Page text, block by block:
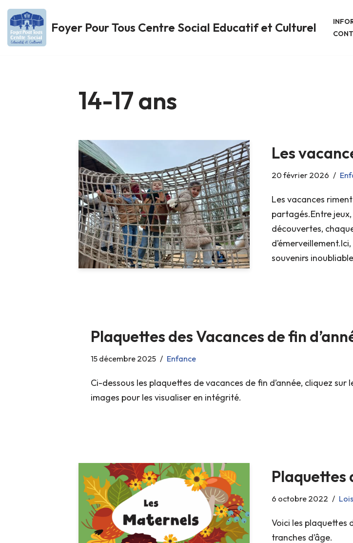
Aller
au
Foyer Pour Tous Centre Social Educatif et Culturel
14-17 ans
Les
20 février 2026
Les vacances
partagés.Entre
découvertes,
souvenirs
Plaquettes des Vacances de fin
15 décembre 2025 Enfance
Ci-dessous les plaquettes de vacances de fin d’année, cliquez sur
images pour les visualiser en intégrité.
Plaquettes
6 octobre 2022
Voici les plaquettes
tranches d’âge.